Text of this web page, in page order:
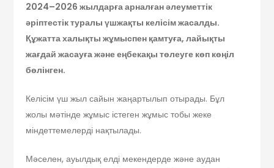
2024–2026 жылдарға арналған әлеуметтік
әріптестік туралы үшжақты келісім жасалды.
Құжатта халықты жұмыспен қамтуға, лайықты
жағдай жасауға және еңбекақы төлеуге көп көңіл
бөлінген.
Келісім үш жыл сайын жаңартылып отырады. Бұл
жолы мәтінде жұмыс істеген жұмыс тобы жеке
міндеттемелерді нақтылады.
Мәселен, ауылдық елді мекендерде және аудан